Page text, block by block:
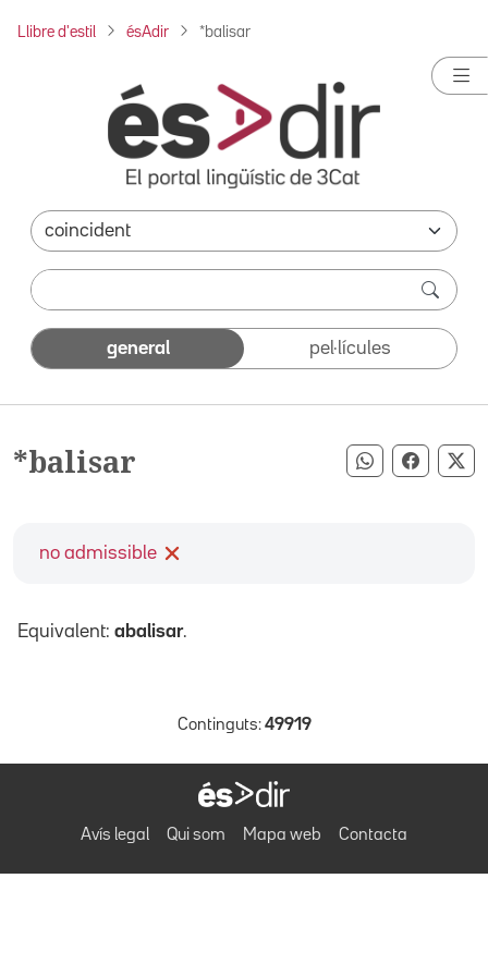
Llibre d'estil ésAdir *balisar
general pel·lícules
*balisar Compartir
no admissible
Equivalent: abalisar.
Continguts: 49919
Avís legal Qui som Mapa web Contacta